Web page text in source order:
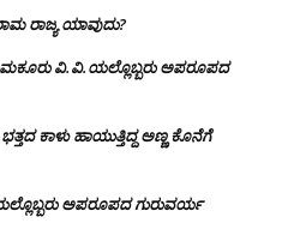
ರಾಜ್ಯ ಯಾವುದು?
ವಿ.ವಿ.ಯಲ್ಲೊಬ್ಬರು ಅಪರೂಪದ
ಕಾಳು ಹಾಯುತ್ತಿದ್ದ ಅಣ್ಣ ಕೊನೆಗೆ
ಅಪರೂಪದ ಗುರುವರ್ಯ